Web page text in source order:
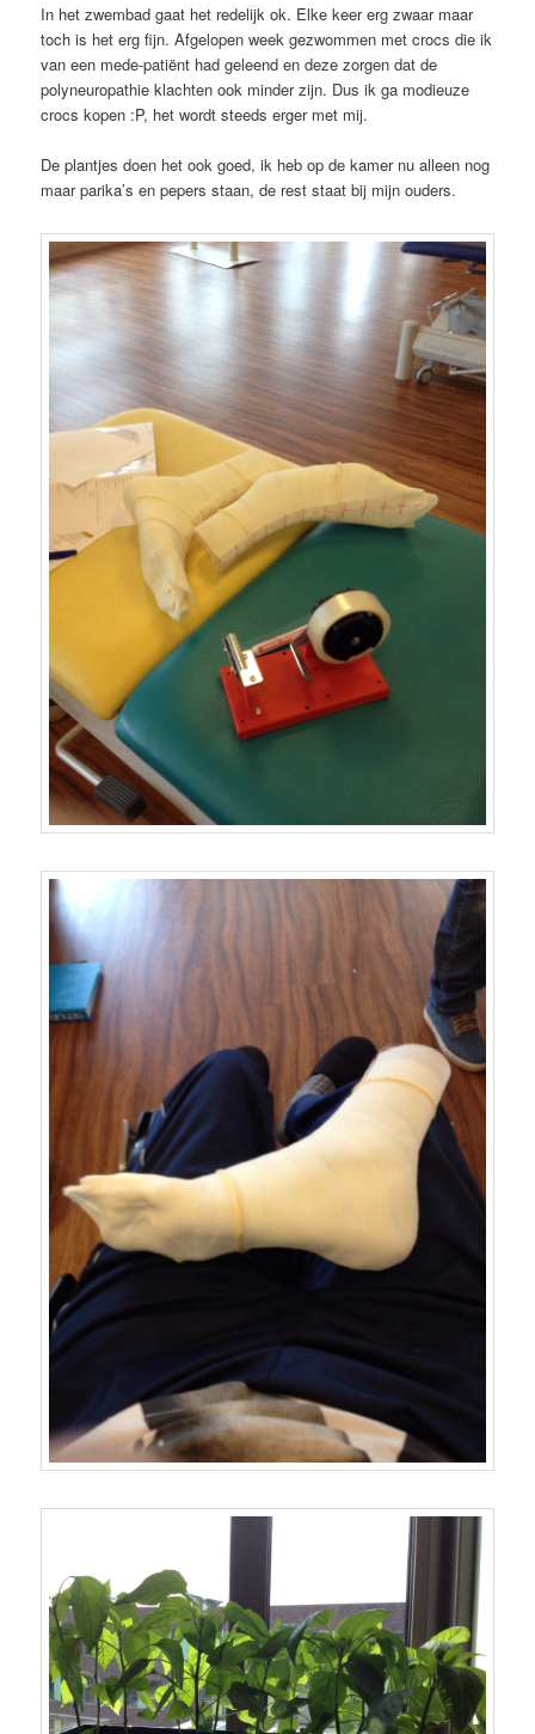
In het zwembad gaat het redelijk ok. Elke keer erg zwaar maar
toch is het erg fijn. Afgelopen week gezwommen met crocs die ik
van een mede-patiënt had geleend en deze zorgen dat de
polyneuropathie klachten ook minder zijn. Dus ik ga modieuze
crocs kopen :P, het wordt steeds erger met mij.
De plantjes doen het ook goed, ik heb op de kamer nu alleen nog
maar parika’s en pepers staan, de rest staat bij mijn ouders.